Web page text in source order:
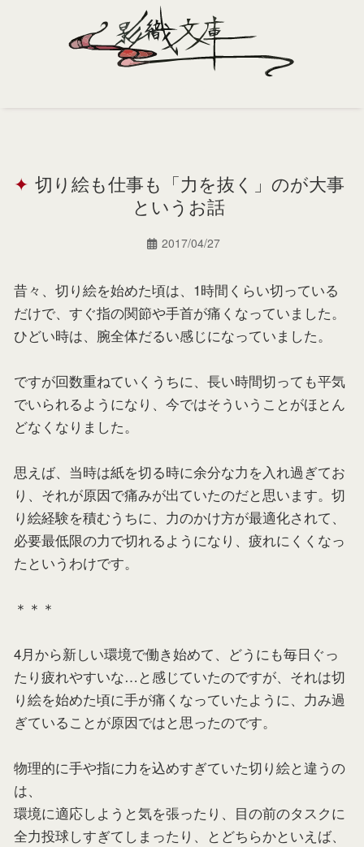
Portfolio
切り絵も仕事も「力を抜く」のが大事
というお話
2017/04/27
昔々、切り絵を始めた頃は、1時間くらい切っている
だけで、すぐ指の関節や手首が痛くなっていました。
ひどい時は、腕全体だるい感じになっていました。
ですが回数重ねていくうちに、長い時間切っても平気
でいられるようになり、今ではそういうことがほとん
どなくなりました。
思えば、当時は紙を切る時に余分な力を入れ過ぎてお
り、それが原因で痛みが出ていたのだと思います。切
り絵経験を積むうちに、力のかけ方が最適化されて、
必要最低限の力で切れるようになり、疲れにくくなっ
たというわけです。
＊＊＊
4月から新しい環境で働き始めて、どうにも毎日ぐっ
たり疲れやすいな…と感じていたのですが、それは切
り絵を始めた頃に手が痛くなっていたように、力み過
ぎていることが原因ではと思ったのです。
物理的に手や指に力を込めすぎていた切り絵と違うの
は、
環境に適応しようと気を張ったり、目の前のタスクに
全力投球しすぎてしまったり、とどちらかといえば、